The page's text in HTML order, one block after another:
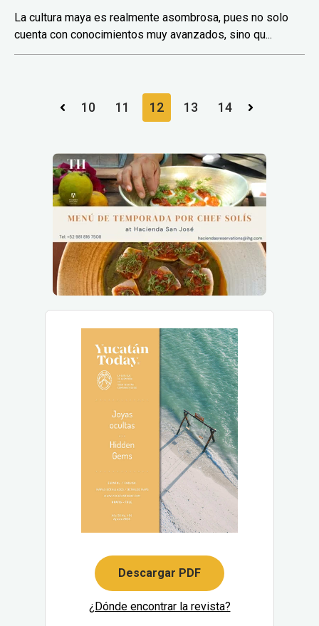
La cultura maya es realmente asombrosa, pues no solo
cuenta con conocimientos muy avanzados, sino qu...
10 11 12 13 14
Descargar PDF
¿Dónde encontrar la revista?